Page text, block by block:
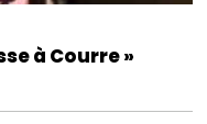
à Courre »